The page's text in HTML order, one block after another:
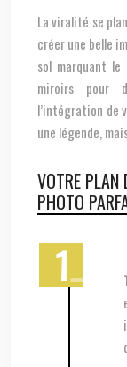
La viralité se
créer une belle
sol marquant
miroirs pour
l’intégration de
une légende,
VOTRE PLAN
PHOTO